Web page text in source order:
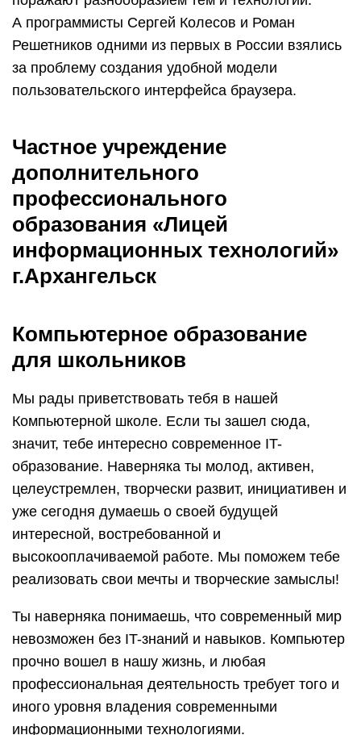
А программисты Сергей Колесов и Роман
Решетников одними из первых в России взялись
за проблему создания удобной модели
пользовательского интерфейса браузера.
Частное учреждение
дополнительного
профессионального
образования «Лицей
информационных технологий»
г.Архангельск
Компьютерное образование
для школьников
Мы рады приветствовать тебя в нашей
Компьютерной школе. Если ты зашел сюда,
значит, тебе интересно современное IT-
образование. Наверняка ты молод, активен,
целеустремлен, творчески развит, инициативен и
уже сегодня думаешь о своей будущей
интересной, востребованной и
высокооплачиваемой работе. Мы поможем тебе
реализовать свои мечты и творческие замыслы!
Ты наверняка понимаешь, что современный мир
невозможен без IT-знаний и навыков. Компьютер
прочно вошел в нашу жизнь, и любая
профессиональная деятельность требует того и
иного уровня владения современными
информационными технологиями.